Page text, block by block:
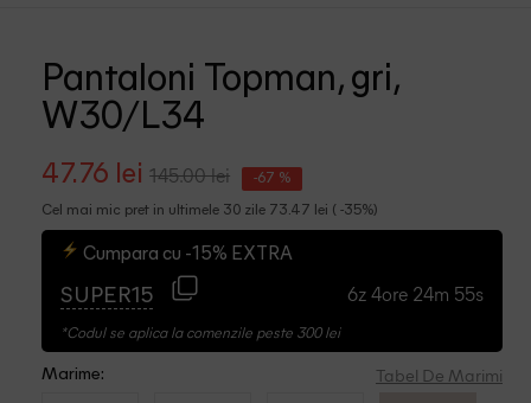
Pantaloni Topman, gri,
W30/L34
47.76 lei 145.00 lei -67 %
Cel mai mic pret in ultimele 30 zile 73.47 lei ( -35%)
Cumpara cu -15% EXTRA
SUPER15 6z 4ore 24m 54s
*Codul se aplica la comenzile peste 300 lei
Marime: Tabel De Marimi